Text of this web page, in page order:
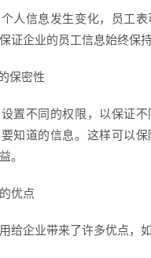
人信息发生变化，员工
证企业的员工信息始终保持
保密性
置不同的权限，以保证
知道的信息。这样可以
。
优点
给企业带来了许多优点，如